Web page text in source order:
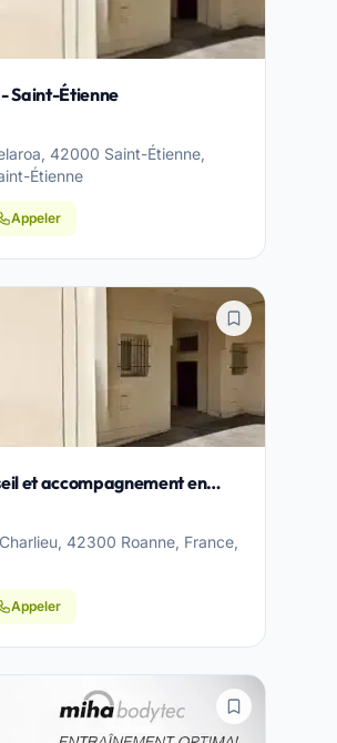
Saint-Étienne
42000 Saint-Étienne,
Étienne
Appeler
et accompagnement en
42300 Roanne, France,
Appeler